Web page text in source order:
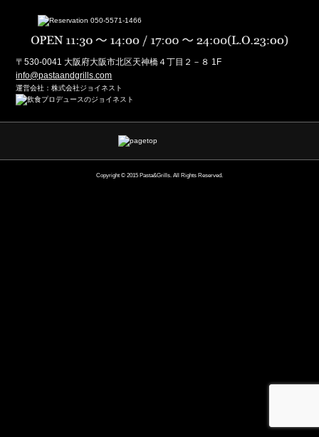
〒530-0041 大阪府大阪市北区天神橋４丁目２－８ 1F
info@pastaandgrills.com
運営会社：株式会社ジョイネスト
Copyright © 2015 Pasta&Grills. All Rights Reserved.